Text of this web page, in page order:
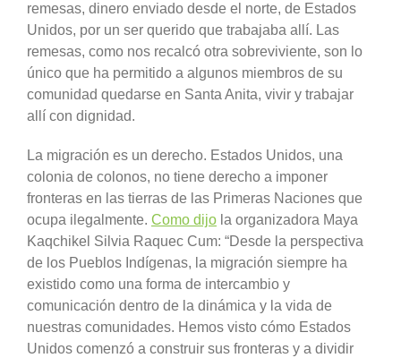
remesas, dinero enviado desde el norte, de Estados
Unidos, por un ser querido que trabajaba allí. Las
remesas, como nos recalcó otra sobreviviente, son lo
único que ha permitido a algunos miembros de su
comunidad quedarse en Santa Anita, vivir y trabajar
allí con dignidad.
La migración es un derecho. Estados Unidos, una
colonia de colonos, no tiene derecho a imponer
fronteras en las tierras de las Primeras Naciones que
ocupa ilegalmente. Como dijola organizadora Maya
Kaqchikel Silvia Raquec Cum: “Desde la perspectiva
de los Pueblos Indígenas, la migración siempre ha
existido como una forma de intercambio y
comunicación dentro de la dinámica y la vida de
nuestras comunidades. Hemos visto cómo Estados
Unidos comenzó a construir sus fronteras y a dividir